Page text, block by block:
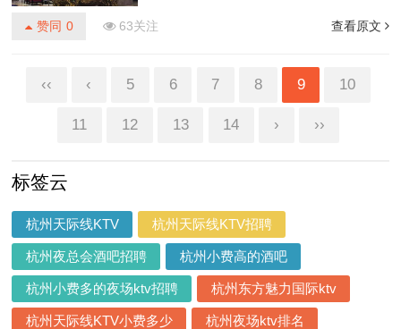
些酒吧ktv招聘酒水促销员,夜场
我其他KTV160还有果盘零食，他这
零食也炒鸡贵！话筒的回音，绝
了，我感觉我在小时候的KTV唱歌一
样，反正就是很差，没有下次了！
赞同 0 63关注 查看原文
‹‹ ‹ 5 6 7 8 9 10
11 12 13 14 › ››
标签云
杭州天际线KTV 杭州天际线KTV招聘
杭州夜总会酒吧招聘 杭州小费高的酒吧
杭州小费多的夜场ktv招聘 杭州东方魅力国际ktv
杭州天际线KTV小费多少 杭州夜场ktv排名